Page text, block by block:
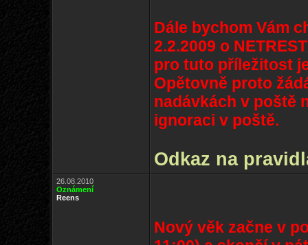
Dále bychom Vám
2.2.2009 o
pro tuto příležitost
Opětovně proto
nadávkách v poště
ignoraci v poště.
Odkaz na
26.08.2010
Oznámení
Reens
Nový věk začne v